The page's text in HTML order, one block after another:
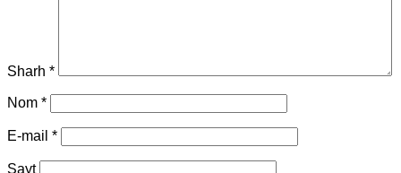
Sharh *
Nom *
E-mail *
Sayt